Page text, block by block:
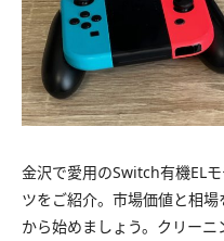
金沢で愛用のSwitch有機EL
ツをご紹介。市場価値と相
から始めましょう。クリー